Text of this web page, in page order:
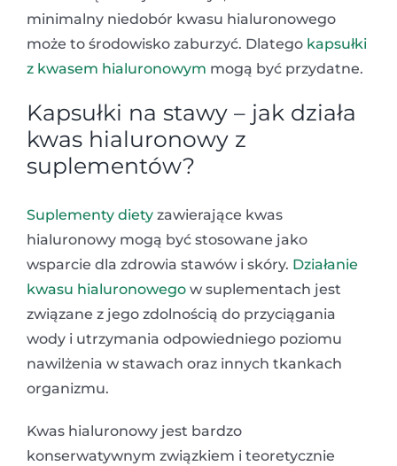
minimalny niedobór kwasu hialuronowego
może to środowisko zaburzyć. Dlatego kapsułki
z kwasem hialuronowym mogą być przydatne.
Kapsułki na stawy – jak działa
kwas hialuronowy z
suplementów?
Suplementy diety zawierające kwas
hialuronowy mogą być stosowane jako
wsparcie dla zdrowia stawów i skóry. Działanie
kwasu hialuronowego w suplementach jest
związane z jego zdolnością do przyciągania
wody i utrzymania odpowiedniego poziomu
nawilżenia w stawach oraz innych tkankach
organizmu.
Kwas hialuronowy jest bardzo
konserwatywnym związkiem i teoretycznie